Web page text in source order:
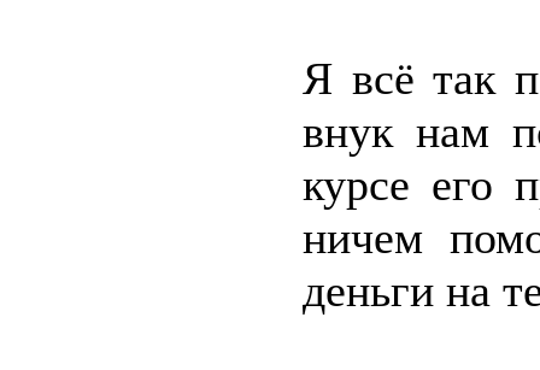
Я всё так
внук нам
курсе его
ничем
деньги на